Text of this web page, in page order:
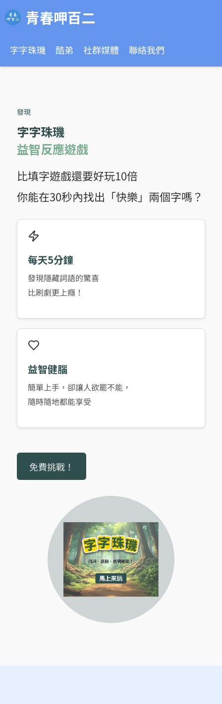
青春呷百二
字字珠璣 酷弟 社群媒體 聯絡我們
發現
字字珠璣
益智反應遊戲
比填字遊戲還要好玩10倍
你能在30秒內找出「快樂」兩個字嗎？
每天5分鐘
發現隱藏詞語的驚喜
比刷劇更上癮！
益智健腦
簡單上手，卻讓人欲罷不能，
隨時隨地都能享受
免費挑戰！